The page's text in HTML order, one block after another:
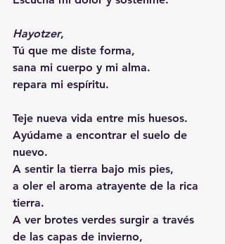
Hayotzer,
Tú que me diste forma,
sana mi cuerpo y mi alma.
repara mi espíritu.
Teje nueva vida entre mis huesos.
Ayúdame a encontrar el suelo de
nuevo.
A sentir la tierra bajo mis pies,
a oler el aroma atrayente de la rica
tierra.
A ver brotes verdes surgir a través
de las capas de invierno,